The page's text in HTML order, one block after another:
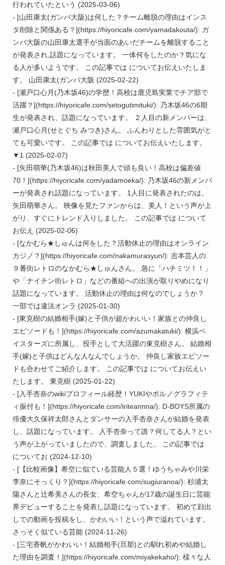
行われていたという (2025-03-06)
- [山田康太(ガンバ大阪)は何した？チーム離脱の理由はインス
タ削除と関係ある？](https://hiyoricafe.com/yamadakouta/): ガ
ンバ大阪の山田康太選手が当面のあいだチームを離脱すること
が発表され,話題になっています。 一体何をしたのか？気にな
る人が多いようです。 この記事では についてお伝えいたしま
す。 山田康太(ガンバ大阪 (2025-02-22)
- [瀬戸口心月(乃木坂46)の学歴！高校は鹿児島実業でチア部で
活躍？](https://hiyoricafe.com/setogutimituki/): 乃木坂46の6期
生が発表され、話題になっています。 ２人目の新メンバーは、
瀬戸口心月(せとぐち みつき)さん。 ふんわりとした雰囲気がと
ても可愛いです。 この記事では についてお伝えいたします。
▼1 (2025-02-07)
- [矢田萌華(乃木坂46)は秋田美人で頭も良い！高校は偏差値
70！](https://hiyoricafe.com/yadamoeka/): 乃木坂46の新メンバ
ーが発表され話題になっています。 1人目に発表されたのは、
矢田萌華さん。 映像を見たファンからは、美人！という声が上
がり、すぐにトレンド入りしました。 この記事では について
お伝え (2025-02-06)
- [なかむら★しゅんは何をした？活動休止の理由はオンライン
カジノ？](https://hiyoricafe.com/nakamurasyun/): 吉本芸人の
９番街レトロのなかむら★しゅんさん。 急に「ハチミツ！！」
や「ナイチン街レトロ」などの番組への出演が取りやめになり
話題になっています。 活動休止の理由は何なのでしょうか？
一部では違法オンラ (2025-01-30)
- [東克樹の結婚相手(嫁)と子供が超かわいい！家族との仲良し
エピソードも！](https://hiyoricafe.com/azumakatuki/): 横浜ベ
イスターズに所属し、投手として大活躍の東克樹さん。 結婚相
手(嫁)と子供はどんな人なんでしょうか。 仲良し家族エピソー
ドも合わせてご紹介します。 この記事では についてお伝えい
たします。 東克樹 (2025-01-22)
- [入手杏奈のwikiプロフィール経歴！YUKIやポルノグラフィテ
ィ振付も！](https://hiyoricafe.com/iriteannna/): D-BOYS所属の
俳優大久保祥太郎さんとダンサーの入手杏奈さんが結婚を発表
し、話題になっています。 入手杏奈って誰？何してる人？とい
う声が上がっていましたので、調査しました。 この記事では
についてお (2024-12-10)
- [【比較画像】希空に似ている芸能人５選！ゆうちゃみや川栄
李奈にそっくり？](https://hiyoricafe.com/sugiuranoa/): 杉浦太
陽さんと辻希美さんの長女、希空ちゃんが17歳の誕生日に芸能
界デビューすることを発表し話題になっています。 初めて顔出
しでの動画を投稿をし、かわいい！という声で溢れています。
さっそく似ている芸能 (2024-11-26)
- [三宅香帆がかわいい！結婚相手(旦那)との馴れ初めや結婚し
た理由を調査！](https://hiyoricafe.com/miyakekaho/): 様々な人